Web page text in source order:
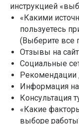
инструкцией
«Какими
пользуетесь
(Выберите все
Отзывы на
Социальные
Рекомендации
Информация
Консультация
«Какие
выборе